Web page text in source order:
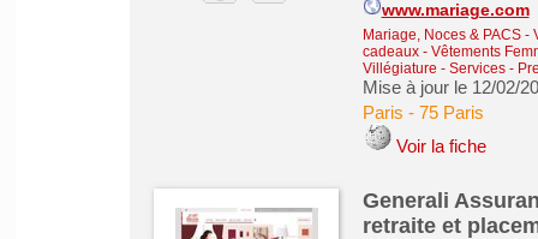
www.mariage.com
Mariage, Noces & PACS-
cadeaux- Vêtements
Villégiature - Services -
Mise à jour le 12/02/
Paris - 75 Paris
Voir la fiche
Generali
retraite et